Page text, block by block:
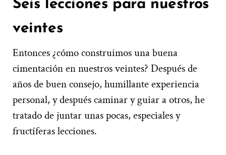
Seis lecciones para nuestros
veintes
Entonces ¿cómo construimos una buena
cimentación en nuestros veintes? Después de
años de buen consejo, humillante experiencia
personal, y después caminar y guiar a otros, he
tratado de juntar unas pocas, especiales y
fructíferas lecciones.